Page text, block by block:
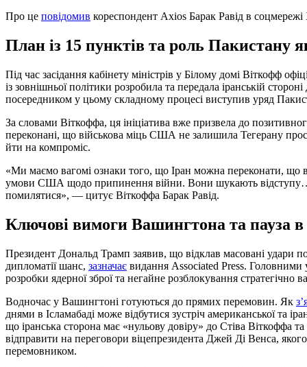
Про це повідомив кореспондент Axios Барак Равід в соцмережі
План із 15 пунктів та роль Пакистану
Під час засідання кабінету міністрів у Білому домі Віткофф
із зовнішньої політики розробила та передала іранській
посередником у цьому складному процесі виступив уряд
За словами Віткоффа, ця ініціатива вже призвела до
переконані, що військова міць США не залишила Тегерану
йти на компроміс.
«Ми маємо вагомі ознаки того, що Іран можна переконати, що
умови США щодо припинення війни. Вони шукають відступу…
помилятися», — цитує Віткоффа Барак Равід.
Ключові вимоги Вашингтона та пауза в
Президент Дональд Трамп заявив, що відклав масовані удари
дипломатії шанс, зазначає видання Associated Press.
розробки ядерної зброї та негайне розблокування стратегічно
Водночас у Вашингтоні готуються до прямих перемовин. Як
днями в Ісламабаді може відбутися зустріч американської та
що іранська сторона має «нульову довіру» до Стіва
відправити на переговори віцепрезидента Джей Ді Венса,
перемовником.